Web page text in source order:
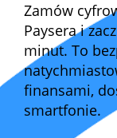
Zamów
Paysera i
minut. To
finansami,
smartfonie.